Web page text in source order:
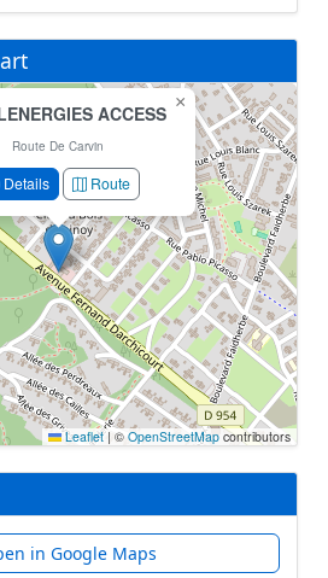
voor dit station.
in de database.
ACCESS
Route De Carvin
Details Route
×
Leaflet | © OpenStreetMapcontributors
in Google Maps